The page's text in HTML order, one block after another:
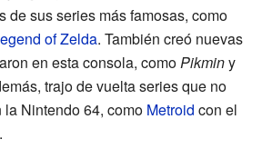
de sus series más famosas, como
of Zelda. También creó nuevas
en esta consola, comoPikminy
trajo de vuelta series que no
Nintendo 64, como Metroid con el
.